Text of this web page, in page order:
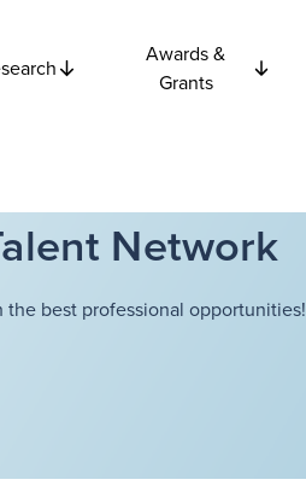
Awards &
Grants
Network
best professional opportunities!